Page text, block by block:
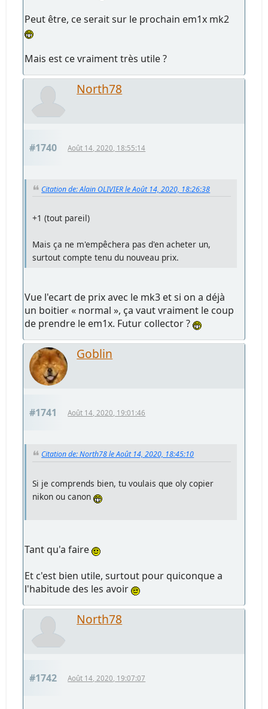
Peut être, ce serait sur le prochain em1x mk2
Mais est ce vraiment très utile ?
North78
#1740 Août 14, 2020, 18:55:14
Citation de: Alain OLIVIER le Août 14, 2020, 18:26:38
+1 (tout pareil)
Mais ça ne m'empêchera pas d'en acheter un,
surtout compte tenu du nouveau prix.
Vue l'ecart de prix avec le mk3 et si on a déjà
un boitier « normal », ça vaut vraiment le coup
de prendre le em1x. Futur collector ?
Goblin
#1741 Août 14, 2020, 19:01:46
Citation de: North78 le Août 14, 2020, 18:45:10
Si je comprends bien, tu voulais que oly copier
nikon ou canon
Tant qu'a faire
Et c'est bien utile, surtout pour quiconque a
l'habitude des les avoir
North78
#1742 Août 14, 2020, 19:07:07